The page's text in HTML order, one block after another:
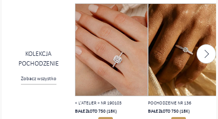
KOLEKCJA
POCHODZENIE
Zobacz wszystko
« L'ATELIER » NR 190103
BIAŁE ZŁOTO 750 (18K)
POCHODZENIE NR 136
BIAŁE ZŁOTO 750 (18K)